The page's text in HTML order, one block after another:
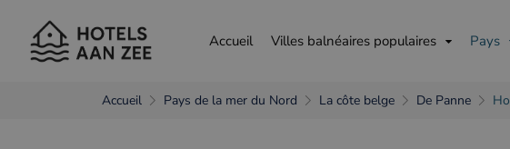
Accueil Villes balnéaires populaires Pays
Accueil Pays de la mer du Nord La côte belge De Panne